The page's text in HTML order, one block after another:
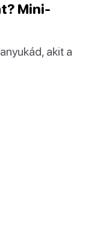
Mini-
akit a